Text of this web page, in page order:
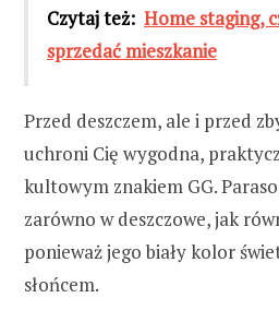
Czytaj też: Home staging,
sprzedać mieszkanie
Przed deszczem, ale i przed
uchroni Cię wygodna,
kultowym znakiem GG.
zarówno w deszczowe, jak
ponieważ jego biały kolor
słońcem.